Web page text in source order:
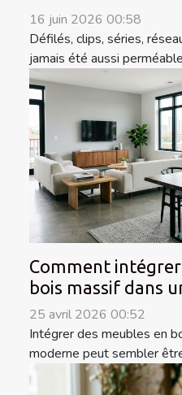
16 juin 2026 00:58
Défilés, clips, séries,
jamais été aussi
Comment
bois massif dans
25 avril 2026 00:52
Intégrer des meubles en
moderne peut sembler